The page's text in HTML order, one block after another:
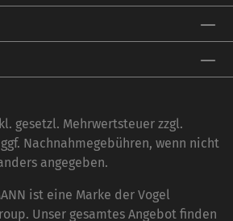
gesetzl. Mehrwertsteuer zzgl.
Nachnahmegebühren, wenn nicht
angegeben.
ist eine Marke der Vogel
Unser gesamtes Angebot finden